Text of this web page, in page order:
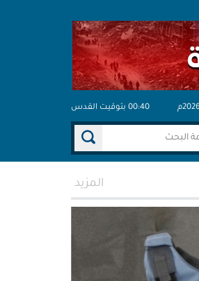
00:40 بتوقيت القدس
المزيد